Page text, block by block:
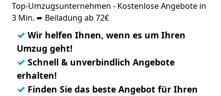
Top-Umzugsunternehmen - Kostenlose Angebote in
3 Min. ➨ Beiladung ab 72€
✓ Wir helfen Ihnen, wenn es um Ihren
Umzug geht!
✓ Schnell & unverbindlich Angebote
erhalten!
✓ Finden Sie das beste Angebot für Ihren